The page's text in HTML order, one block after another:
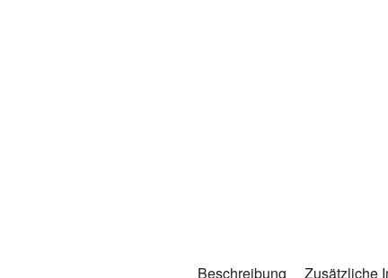
Beschreibung Zusätzliche